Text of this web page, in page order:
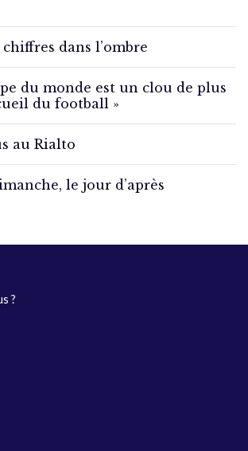
dans l’ombre
du monde est un clou de plus
du football »
au Rialto
le jour d’après
?